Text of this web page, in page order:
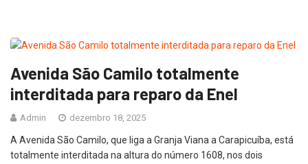
Avenida São Camilo totalmente
interditada para reparo da Enel
Admin dezembro 18, 2025
A Avenida São Camilo, que liga a Granja Viana a Carapicuíba, está
totalmente interditada na altura do número 1608, nos dois